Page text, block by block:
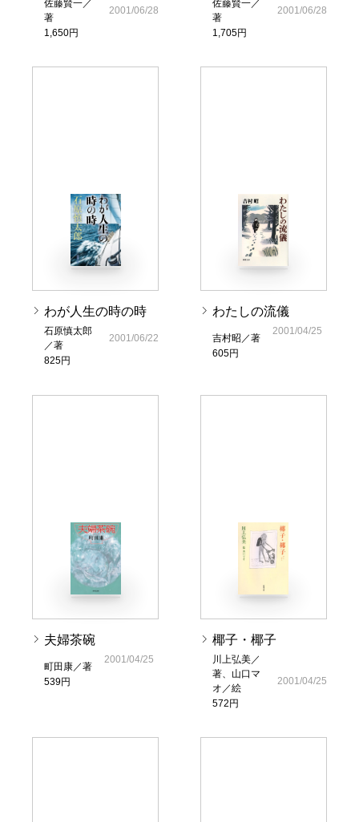
佐藤賢一／
著
1,650円
2001/06/28
佐藤賢一／
著
1,705円
2001/06/28
わが人生の時の時
石原慎太郎
／著
825円
2001/06/22
わたしの流儀
吉村昭／著
605円
2001/04/25
夫婦茶碗
町田康／著
539円
2001/04/25
椰子・椰子
川上弘美／
著、山口マ
オ／絵
572円
2001/04/25